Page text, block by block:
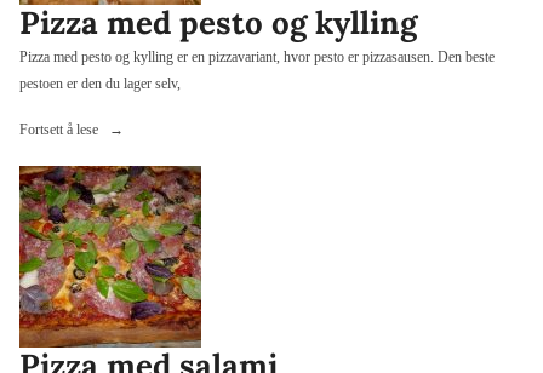
Pizza med pesto og kylling
Pizza med pesto og kylling er en pizzavariant, hvor pesto er pizzasausen. Den beste
pestoen er den du lager selv,
Fortsett å lese
«Pizza
pesto
og
kylling»
Pizza med salami